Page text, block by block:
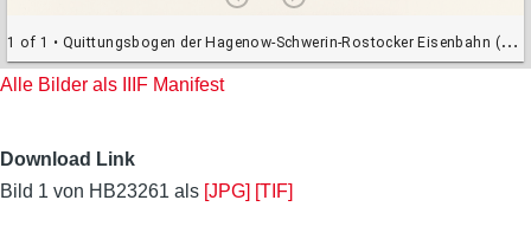
1 of 1 • Quittungsbogen der Hagenow-Schwerin-Rostocker Eisenbahn (HB23261)
Alle Bilder als IIIF Manifest
Download Link
Bild 1 von HB23261 als [JPG] [TIF]